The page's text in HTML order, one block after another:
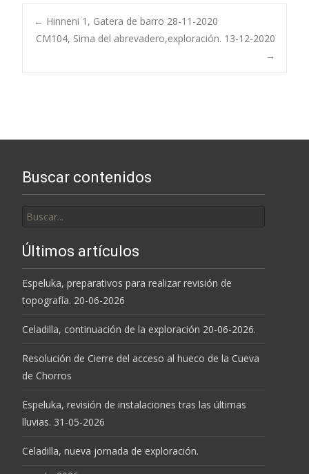
Navegación
de
← Hinneni 1, Gatera de barro 28-11-2020
CM104, Sima del abrevadero,exploración. 13-12-2020
→
Buscar contenidos
por:
Últimos artículos
Espeluka, preparativos para realizar revisión de
topografía. 20-06-2026
Celadilla, continuación de la exploración 20-06-2026.
Resolución de Cierre del acceso al hueco de la Cueva
de Chorros
Espeluka, revisión de instalaciones tras las últimas
lluvias. 31-05-2026
Celadilla, nueva jornada de exploración.